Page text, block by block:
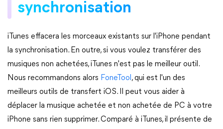
synchronisation
iTunes effacera les morceaux existants sur l'iPhone pendant
la synchronisation. En outre, si vous voulez transférer des
musiques non achetées, iTunes n'est pas le meilleur outil.
Nous recommandons alors FoneTool , qui est l'un des
meilleurs outils de transfert iOS. Il peut vous aider à
déplacer la musique achetée et non achetée de PC à votre
iPhone sans rien supprimer. Comparé à iTunes, il présente de